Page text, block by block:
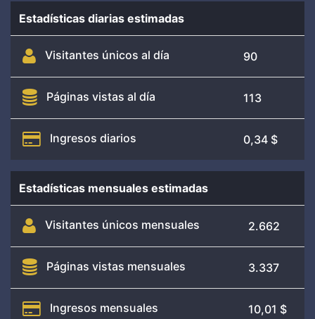
Estadísticas diarias estimadas
Visitantes únicos al día 90
Páginas vistas al día 113
Ingresos diarios 0,34 $
Estadísticas mensuales estimadas
Visitantes únicos mensuales 2.662
Páginas vistas mensuales 3.337
Ingresos mensuales 10,01 $